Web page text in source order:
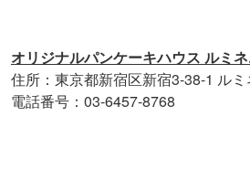
オリジナルパンケーキハウス ルミ
住所：東京都新宿区新宿3-38-1 ル
電話番号：03-6457-8768